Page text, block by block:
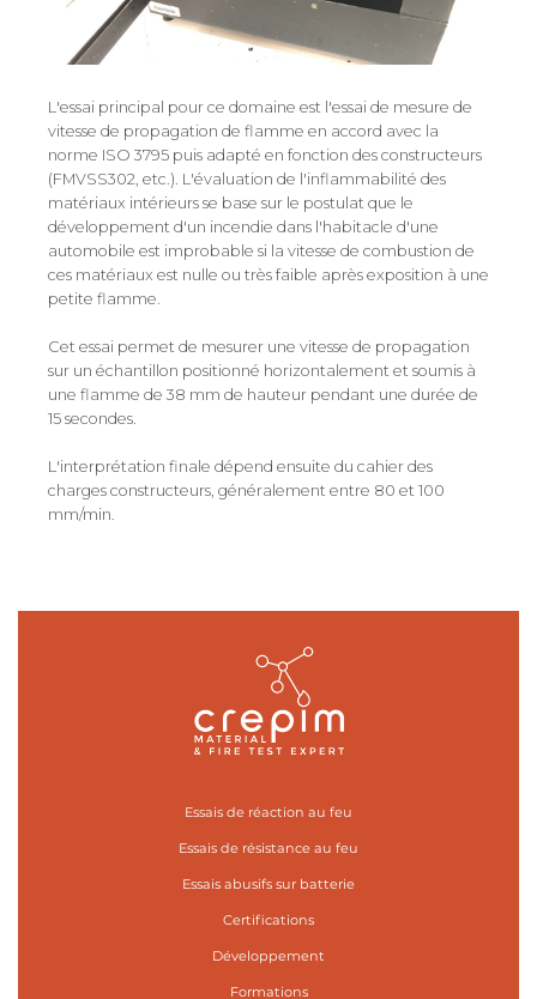
L'essai principal pour ce domaine est l'essai de mesure de
vitesse de propagation de flamme en accord avec la
norme ISO 3795 puis adapté en fonction des constructeurs
(FMVSS302, etc.). L'évaluation de l'inflammabilité des
matériaux intérieurs se base sur le postulat que le
développement d'un incendie dans l'habitacle d'une
automobile est improbable si la vitesse de combustion de
ces matériaux est nulle ou très faible après exposition à une
petite flamme.
Cet essai permet de mesurer une vitesse de propagation
sur un échantillon positionné horizontalement et soumis à
une flamme de 38 mm de hauteur pendant une durée de
15 secondes.
L'interprétation finale dépend ensuite du cahier des
charges constructeurs, généralement entre 80 et 100
mm/min.
Essais de réaction au feu
Essais de résistance au feu
Essais abusifs sur batterie
Certifications
Développement
Formations